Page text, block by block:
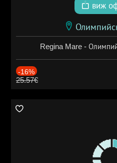
виж
Regina Mare -
-16%
25.57€